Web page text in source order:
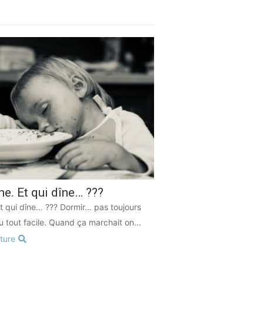
Et qui dîne… ???
qui dîne… ??? Dormir… pas toujours
tout facile. Quand ça marchait on...